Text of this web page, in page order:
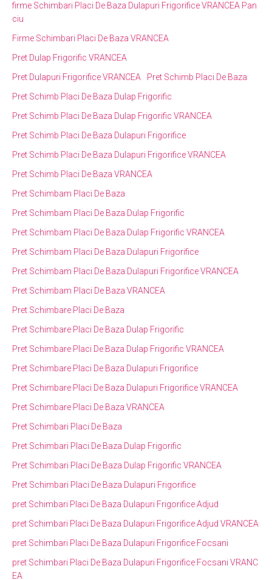
firme Schimbari Placi De Baza Dulapuri Frigorifice VRANCEA Pan
ciu
Firme Schimbari Placi De Baza VRANCEA
Pret Dulap Frigorific VRANCEA
Pret Dulapuri Frigorifice VRANCEA
Pret Schimb Placi De Baza
Pret Schimb Placi De Baza Dulap Frigorific
Pret Schimb Placi De Baza Dulap Frigorific VRANCEA
Pret Schimb Placi De Baza Dulapuri Frigorifice
Pret Schimb Placi De Baza Dulapuri Frigorifice VRANCEA
Pret Schimb Placi De Baza VRANCEA
Pret Schimbam Placi De Baza
Pret Schimbam Placi De Baza Dulap Frigorific
Pret Schimbam Placi De Baza Dulap Frigorific VRANCEA
Pret Schimbam Placi De Baza Dulapuri Frigorifice
Pret Schimbam Placi De Baza Dulapuri Frigorifice VRANCEA
Pret Schimbam Placi De Baza VRANCEA
Pret Schimbare Placi De Baza
Pret Schimbare Placi De Baza Dulap Frigorific
Pret Schimbare Placi De Baza Dulap Frigorific VRANCEA
Pret Schimbare Placi De Baza Dulapuri Frigorifice
Pret Schimbare Placi De Baza Dulapuri Frigorifice VRANCEA
Pret Schimbare Placi De Baza VRANCEA
Pret Schimbari Placi De Baza
Pret Schimbari Placi De Baza Dulap Frigorific
Pret Schimbari Placi De Baza Dulap Frigorific VRANCEA
Pret Schimbari Placi De Baza Dulapuri Frigorifice
pret Schimbari Placi De Baza Dulapuri Frigorifice Adjud
pret Schimbari Placi De Baza Dulapuri Frigorifice Adjud VRANCEA
pret Schimbari Placi De Baza Dulapuri Frigorifice Focsani
pret Schimbari Placi De Baza Dulapuri Frigorifice Focsani VRANC
EA